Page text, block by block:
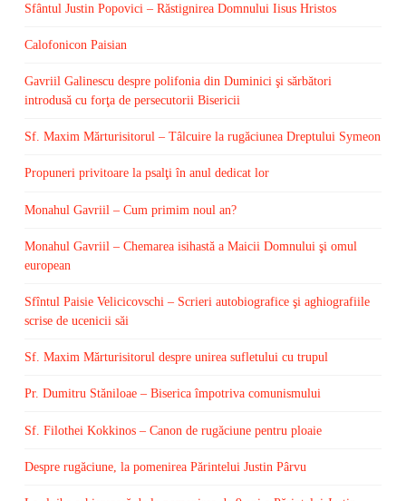
Sfântul Justin Popovici – Răstignirea Domnului Iisus Hristos
Calofonicon Paisian
Gavriil Galinescu despre polifonia din Duminici şi sărbători
introdusă cu forţa de persecutorii Bisericii
Sf. Maxim Mărturisitorul – Tâlcuire la rugăciunea Dreptului Symeon
Propuneri privitoare la psalţi în anul dedicat lor
Monahul Gavriil – Cum primim noul an?
Monahul Gavriil – Chemarea isihastă a Maicii Domnului şi omul
european
Sfîntul Paisie Velicicovschi – Scrieri autobiografice şi aghiografiile
scrise de ucenicii săi
Sf. Maxim Mărturisitorul despre unirea sufletului cu trupul
Pr. Dumitru Stăniloae – Biserica împotriva comunismului
Sf. Filothei Kokkinos – Canon de rugăciune pentru ploaie
Despre rugăciune, la pomenirea Părintelui Justin Pârvu